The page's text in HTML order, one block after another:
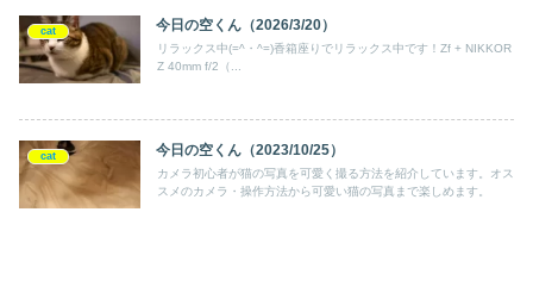
cat 今日の空くん（2026/3/20）
リラックス中(=^・^=)香箱座りでリラックス中です！Zf + NIKKOR
Z 40mm f/2（...
cat 今日の空くん（2023/10/25）
カメラ初心者が猫の写真を可愛く撮る方法を紹介しています。オス
スメのカメラ・操作方法から可愛い猫の写真まで楽しめます。